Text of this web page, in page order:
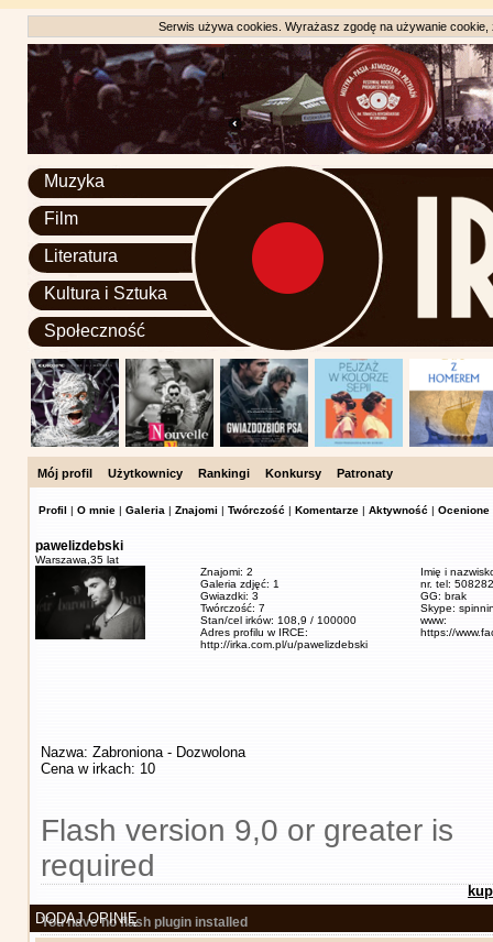
Serwis używa cookies. Wyrażasz zgodę na używanie
Muzyka
Film
Literatura
Kultura i Sztuka
Społeczność
Mój profil Użytkownicy Rankingi Konkursy Patronaty
Profil | O mnie | Galeria | Znajomi | Twórczość | Komentarze | Aktywność | Ocenione
pawelizdebski
Warszawa, 35 lat
Znajomi: 2
Galeria zdjęć: 1
Gwiazdki: 3
Twórczość: 7
Stan/cel irków: 108,9 / 100000
Adres profilu w IRCE:
http://irka.com.pl/u/pawelizdebski
Imię i
nr. tel:
GG: brak
Skype:
www:
https://
Nazwa: Zabroniona - Dozwolona
Cena w irkach: 10
Flash version 9,0 or greater is
required
You have no flash plugin installed
DODAJ OPINIĘ